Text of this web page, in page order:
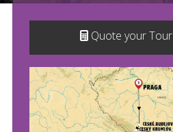
Quote your Tour